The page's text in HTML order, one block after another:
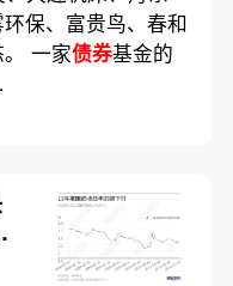
保、富贵鸟、春和
一家债券基金的